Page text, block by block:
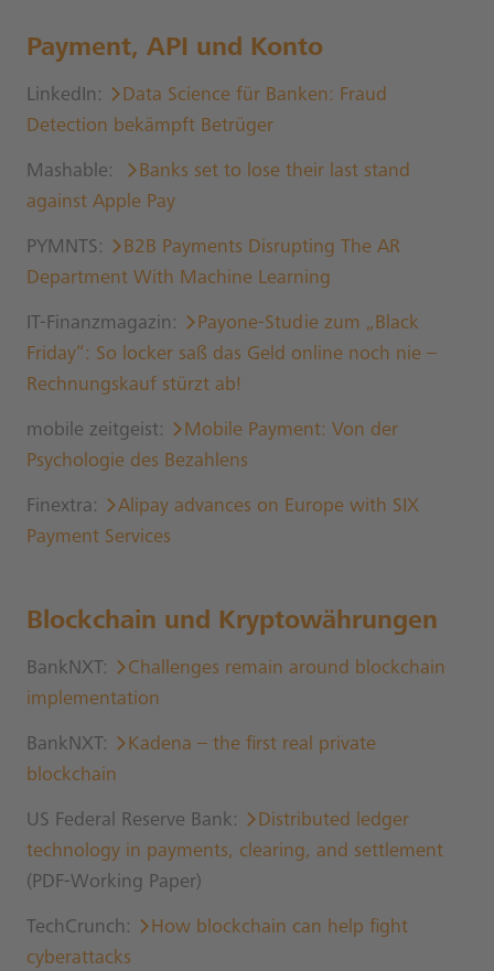
Payment, API und Konto
LinkedIn:
Data Science für Banken: Fraud
Detection bekämpft Betrüger
Mashable:
Banks set to lose their last stand
against Apple Pay
PYMNTS: B2B Payments Disrupting The AR
Department With Machine Learning
IT-Finanzmagazin:
Payone-Studie zum „Black
Friday“: So locker saß das Geld online noch nie –
Rechnungskauf stürzt ab!
mobile zeitgeist:
Mobile Payment: Von der
Psychologie des Bezahlens
Finextra:
Alipay advances on Europe with SIX
Payment Services
Blockchain und Kryptowährungen
BankNXT:
Challenges remain around blockchain
implementation
BankNXT:
Kadena – the first real private
blockchain
US Federal Reserve Bank:
Distributed ledger
technology in payments, clearing, and settlement
(PDF-Working Paper)
TechCrunch:
How blockchain can help fight
cyberattacks